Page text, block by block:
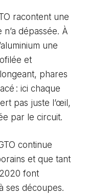
racontent une
dépassée. À
une
et
phares
: ici chaque
pas juste l’œil,
par le circuit.
continue
et que tant
font
ses découpes.